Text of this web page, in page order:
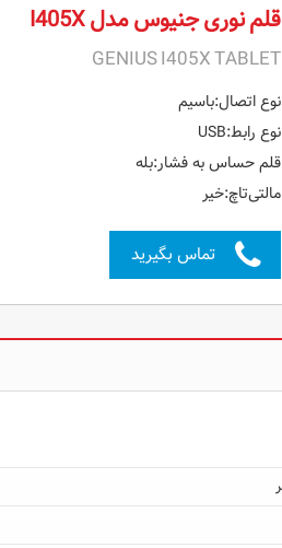
قلم نوری جنیوس مدل I405X
GENIUS I405X TABLET
نوع اتصال:باسیم
نوع رابط:USB
قلم حساس به فشار:بله
مالتی‌تاچ:خیر
تماس بگیرید